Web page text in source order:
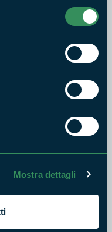
Mostra dettagli
Naturale dei Monti